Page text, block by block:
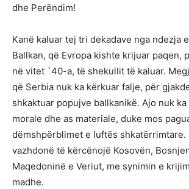
dhe Perëndim!
Kanë kaluar tej tri dekadave nga ndezja
Ballkan, që Evropa kishte krijuar paqen,
në vitet `40-a, të shekullit të kaluar.
që Serbia nuk ka kërkuar falje, për
shkaktuar popujve ballkanikë. Ajo nuk
morale dhe as materiale, duke mos
dëmshpërblimet e luftës shkatërrimtare.
vazhdonë të kërcënojë Kosovën,
Maqedoninë e Veriut, me synimin e
madhe.